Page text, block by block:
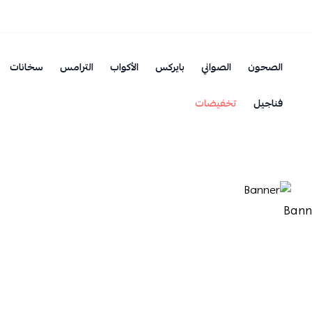
الصحون الصواني بايركس الأكواب الترامس
سخانات
فناجيل
تخفيضات